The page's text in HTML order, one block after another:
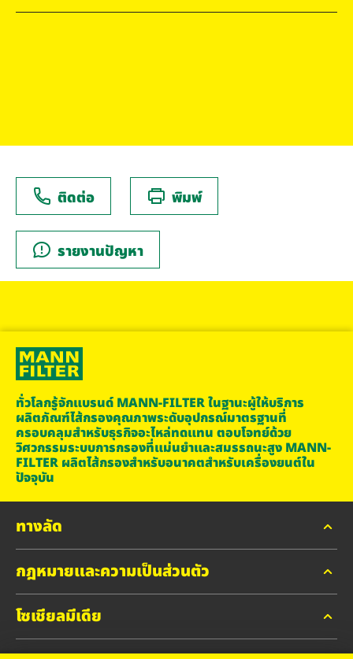
ติดต่อ พิมพ์
รายงานปัญหา
ทั่วโลกรู้จักแบรนด์ MANN-FILTER ในฐานะผู้ให้บริการ
ผลิตภัณฑ์ไส้กรองคุณภาพระดับอุปกรณ์มาตรฐานที่
ครอบคลุมสำหรับธุรกิจอะไหล่ทดแทน ตอบโจทย์ด้วย
วิศวกรรมระบบการกรองที่แม่นยำและสมรรถนะสูง MANN-
FILTER ผลิตไส้กรองสำหรับอนาคตสำหรับเครื่องยนต์ใน
ปัจจุบัน
ทางลัด
MANN-FILTER แค็ตตาล็อก
MANN-FILTER ค้นหาผู้จำหน่าย
ติดต่อ
กฎหมายและความเป็นส่วนตัว
ความเป็นส่วนตัว
ประกาศทางกฎหมาย
โซเชียลมีเดีย